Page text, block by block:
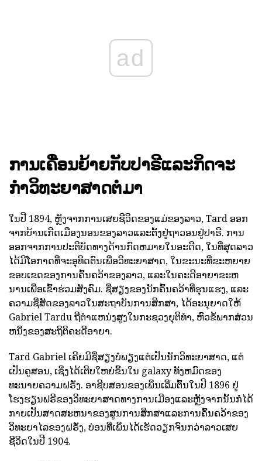
ad
ການເຄື່ອນຍ້າຍກັບປາຣີແລະກິດຈະ
ກໍາວິທະຍາສາດຕໍ່ມາ
ໃນປີ 1894, ຫຼັງຈາກການເສຍຊີວິດຂອງແມ່ຂອງລາວ, Tard ອອກ
ຈາກບ້ານເກີດເມືອງນອນຂອງລາວແລະຕັ້ງຢູ່ຖາວອນຢູ່ປາຣີ. ການ
ອອກຈາກການປະຕິບັດທາງດ້ານກົດຫມາຍໃນອະດີດ, ໃນທີ່ສຸດລາວ
ໄດ້ມີໂອກາດທີ່ຈະອຸທິດຕົນເພື່ອວິທະຍາສາດ, ໃນຂະນະທີ່ຂະຫຍາຍ
ຂອບເຂດຂອງການຄົ້ນຄວ້າຂອງລາວ, ແລະໃນຄະດີອາຍາຂະຫ
ນານເພື່ອເຂົ້າຮ່ວມສັງຄົມ. ຊື່ສຽງຂອງນັກຄົ້ນຄວ້າທີ່ຮຸນແຮງ, ແລະ
ຄວາມຊື່ສັດຂອງລາວໃນສະຖາບັນການສຶກສາ, ໄດ້ອະນຸຍາດໃຫ້
Gabriel Tardu ຖືຕໍາແຫນ່ງສູງໃນກະຊວງຍຸຕິທໍາ, ຫົວຂໍ້ພາກສ່ວນ
ຫນຶ່ງຂອງສະຖິຕິຄະດີອາຍາ.
Tard Gabriel ເຄີຍມີຊື່ສຽງບໍ່ພຽງແຕ່ເປັນນັກວິທະຍາສາດ, ແຕ່
ເປັນຄູສອນ, ເຊິ່ງໄດ້ເຕີບໃຫຍ່ຂຶ້ນໃນ galaxy ທັງຫມົດຂອງ
ທະນາຍຄວາມຝຣັ່ງ. ອາຊີບສອນຂອງເພິ່ນເລີ່ມຕົ້ນໃນປີ 1896 ຢູ່
ໂຮງຮຽນຟຣີຂອງວິທະຍາສາດທາງການເມືອງແລະຫຼັງຈາກນັ້ນກໍ່ໄດ້
ກາຍເປັນສາດສະຫນາຂອງສູນການສຶກສາແລະການຄົ້ນຄວ້າຂອງ
ວິທະຍາໄລຂອງຝຣັ່ງ, ບ່ອນທີ່ເພິ່ນໄດ້ເຮັດວຽກຈົນກວ່າລາວເສຍ
ຊີວິດໃນປີ 1904.